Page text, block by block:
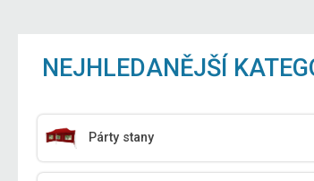
NEJHLEDANĚJŠÍ
Párty stany